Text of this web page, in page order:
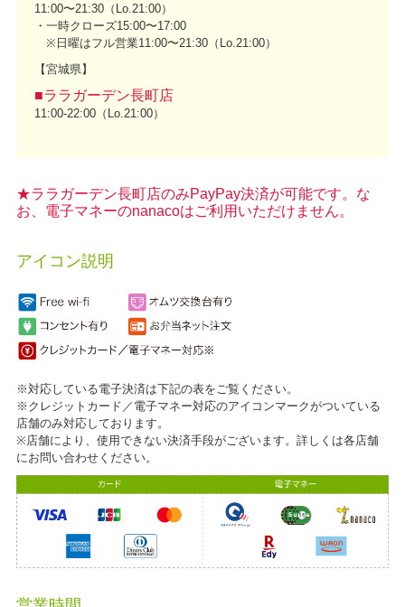
11:00〜21:30（Lo.21:00）
・一時クローズ15:00〜17:00
※日曜はフル営業11:00〜21:30（Lo.21:00）
【宮城県】
■ララガーデン長町店
11:00‐22:00（Lo.21:00）
★ララガーデン長町店のみPayPay決済が可能です。な
お、電子マネーのnanacoはご利用いただけません。
アイコン説明
※対応している電子決済は下記の表をご覧ください。
※クレジットカード／電子マネー対応のアイコンマークがついている
店舗のみ対応しております。
※店舗により、使用できない決済手段がございます。詳しくは各店舗
にお問い合わせください。